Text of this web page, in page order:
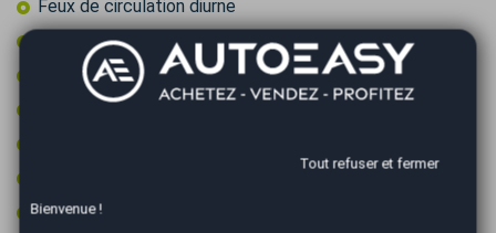
Feux de circulation diurne
Feux LED
Fixations ISOFIX
Frein à main électrique
Limiteur de vitesse
Tout refuser et fermer
Bienvenue !